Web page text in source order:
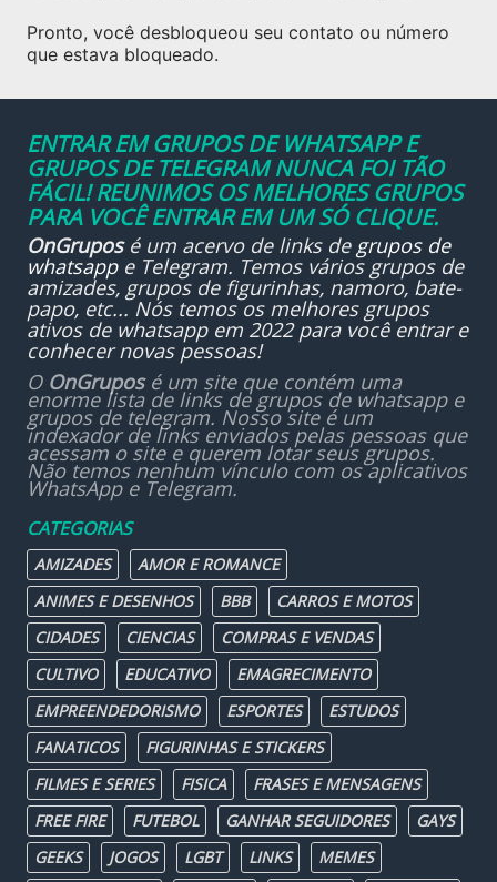
Pronto, você desbloqueou seu contato ou número
que estava bloqueado.
ENTRAR EM GRUPOS DE WHATSAPP E
GRUPOS DE TELEGRAM NUNCA FOI TÃO
FÁCIL! REUNIMOS OS MELHORES GRUPOS
PARA VOCÊ ENTRAR EM UM SÓ CLIQUE.
OnGruposé um acervo de links de grupos de
whatsappe Telegram. Temos vários grupos de
amizades, grupos de figurinhas, namoro, bate-
papo, etc... Nós temos os melhores grupos
ativos de whatsapp em 2022 para você entrar e
conhecer novas pessoas!
O OnGruposé um site que contém uma
enorme lista de links de grupos de whatsapp e
grupos de telegram. Nosso site é um
indexador de links enviados pelas pessoas que
acessam o site e querem lotar seus grupos.
Não temos nenhum vínculo com os aplicativos
WhatsApp e Telegram.
CATEGORIAS
AMIZADES
AMOR E ROMANCE
ANIMES E DESENHOS
BBB
CARROS E MOTOS
CIDADES
CIENCIAS
COMPRAS E VENDAS
CULTIVO
EDUCATIVO
EMAGRECIMENTO
EMPREENDEDORISMO
ESPORTES
ESTUDOS
FANATICOS
FIGURINHAS E STICKERS
FILMES E SERIES
FISICA
FRASES E MENSAGENS
FREE FIRE
FUTEBOL GANHAR SEGUIDORES
GAYS
GEEKS
JOGOS LGBT LINKS
MEMES